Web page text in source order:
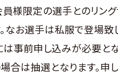
員様限定の選手とのリン
なお選手は私服で登場致
事前申し込みが必要とな
合は抽選となります。申